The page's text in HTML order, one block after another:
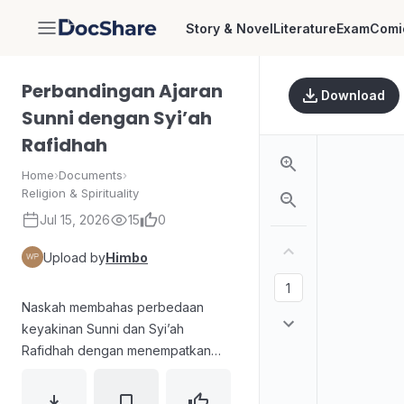
DocShare Story & NovelLiteratureExam
Perbandingan Ajaran
Sunni dengan Syi’ah
Rafidhah
Home›Documents›
Religion & Spirituality
Jul 15, 2026 15 0
Upload byHimbo
Naskah membahas perbedaan
keyakinan Sunni dan Syi’ah
Rafidhah dengan menempatkan
sahabat sebagai bagian pertama.
Download